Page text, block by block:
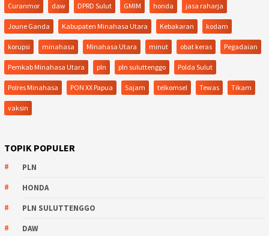
Curanmor daw DPRD Sulut GMIM honda jasa raharja
Joune Ganda Kabupaten Minahasa Utara Kebakaran kodam
korupsi minahasa Minahasa Utara minut obat keras Pegadaian
Pemkab Minahasa Utara pln pln suluttenggo Polda Sulut
Polres Minahasa PON XX Papua Sajam telkomsel Tewas Tikam
vaksin
TOPIK POPULER
PLN
HONDA
PLN SULUTTENGGO
DAW